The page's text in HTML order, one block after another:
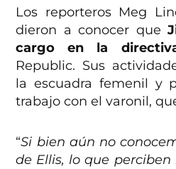
Los reporteros Meg
dieron a conocer que
cargo en la
Republic. Sus
la escuadra femenil y
trabajo con el varonil,
“Si bien aún no
de Ellis, lo que